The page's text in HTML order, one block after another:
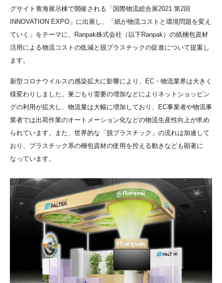
グサイト青海展示棟で開催される「国際物流総合展2021 第2回
INNOVATION EXPO」に出展し、「紙が物流コストと環境問題を変え
ていく」をテーマに、Ranpak株式会社（以下Ranpak）の紙梱包資材
活用による物流コストの低減と脱プラスチックの促進について提案し
ます。
新型コロナウイルスの感染拡大に影響により、EC・物流業界は大きく
様変わりしました。巣ごもり需要の増加などによりネットショッピン
グの利用が拡大し、物流量は大幅に増加しており、EC事業者や物流事
業者では出荷作業のオートメーション化などの物流生産性向上が求め
られています。また、世界的な「脱プラスチック」の流れは加速して
おり、プラスチック系の梱包資材の使用を控える動きなども顕著に
なっています。